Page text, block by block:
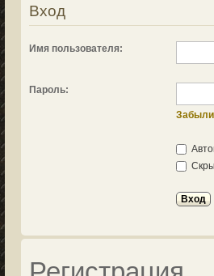
Вход
Имя пользователя:
Пароль: